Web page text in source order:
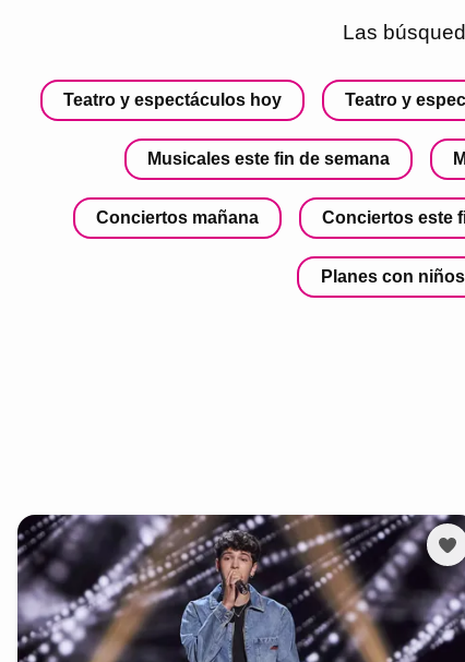
Las
Teatro y espectáculos hoy Teatro y
Musicales este fin de semana
Conciertos mañana Conciertos este
Planes con